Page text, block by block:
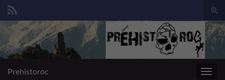
Search for:
Prehistoroc